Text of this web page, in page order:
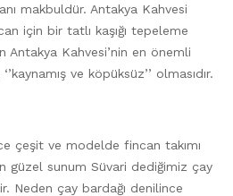
makbuldür. Antakya Kahvesi
için bir tatlı kaşığı tepeleme
Antakya Kahvesi’nin en önemli
ve köpüksüz’’ olmasıdır.
çeşit ve modelde fincan takımı
güzel sunum Süvari dediğimiz çay
Neden çay bardağı denilince